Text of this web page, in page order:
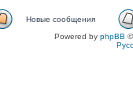
Новые сообщения
Powered by phpBB